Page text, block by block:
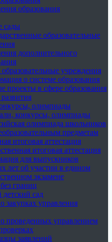
образования
сады
образовательные
дополнительного
учреждения
о системе образования
проекты в сфере образования
олимпиады
конкурсы, олимпиады
олимпиада школьников
предметам
итоговая аттестация
итоговая аттестация
для выпускников
лет об участии в едином
экзамене
границ
сад
закупках управления
проведенных управлением
заявлений